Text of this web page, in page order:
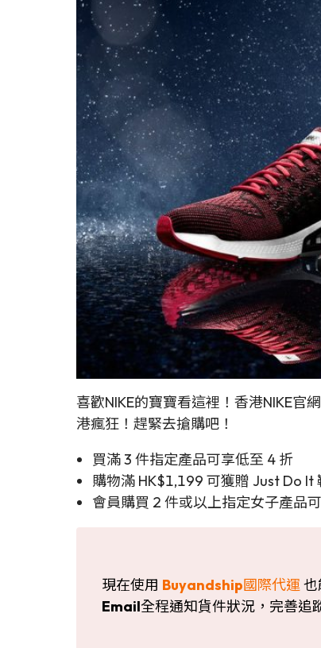
喜歡NIKE的寶寶看這裡！香港NIKE
港瘋狂！趕緊去搶購吧！
買滿 3 件指定產品可享低至 4 折
購物滿 HK$1,199 可獲贈 Just Do It
會員購買 2 件或以上指定女子產品
現在使用 Buyandship國際代運
Email全程通知貨件狀況，完善追